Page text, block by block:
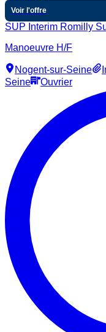
Voir l'offre
SUP Interim Romilly
Manoeuvre H/F
Nogent-sur-Seine
Seine
Ouvrier